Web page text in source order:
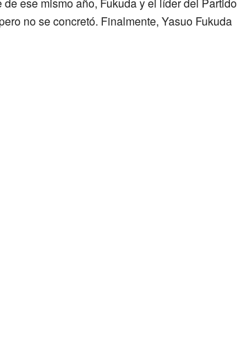
no se concretó. Finalmente, Yasuo Fukuda